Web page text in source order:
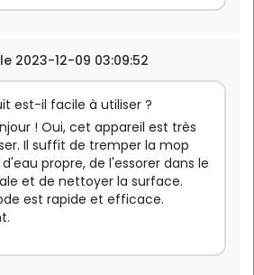
2023-12-09 03:09:52
est-il facile à utiliser ?
! Oui, cet appareil est très
Il suffit de tremper la mop
propre, de l'essorer dans le
et de nettoyer la surface.
est rapide et efficace.